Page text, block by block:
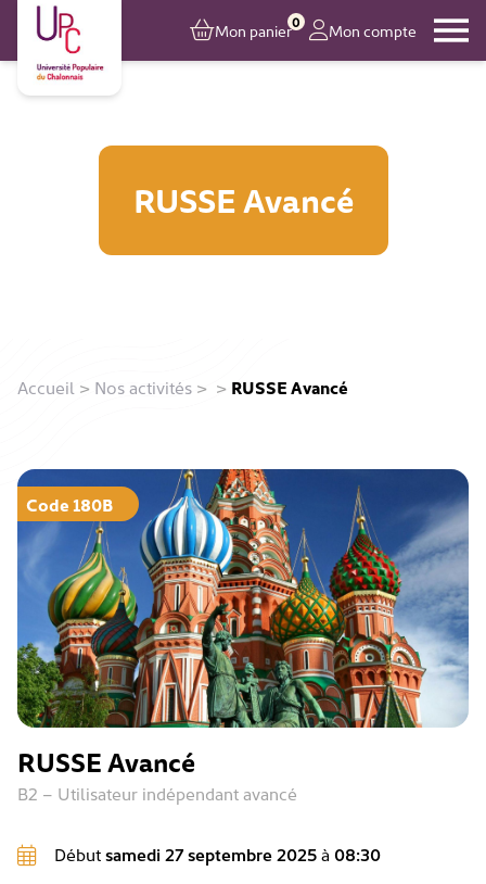
Mon panier0 Mon compte
RUSSE Avancé
Accueil > Nos activités > > RUSSE Avancé
Code 180B
RUSSE Avancé
B2 – Utilisateur indépendant avancé
Débutsamedi 27 septembre 2025à 08:30